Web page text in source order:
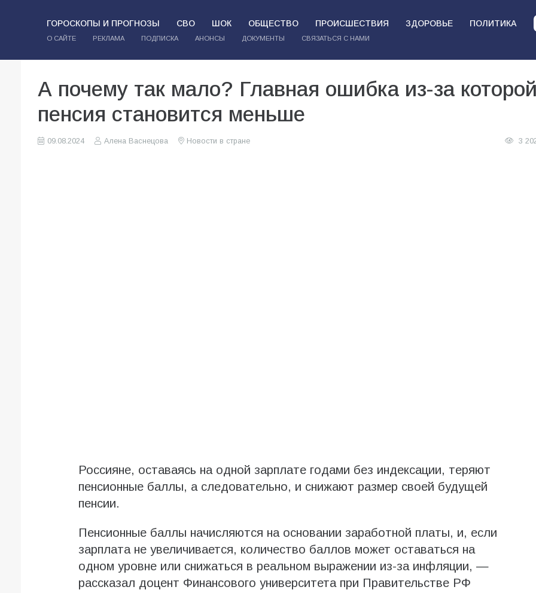
ГОРОСКОПЫ И ПРОГНОЗЫ СВО ШОК ОБЩЕСТВО ПРОИСШЕСТВИЯ ЗДОРОВЬЕ ПОЛИТИКА
О САЙТЕ РЕКЛАМА ПОДПИСКА АНОНСЫ ДОКУМЕНТЫ СВЯЗАТЬСЯ С НАМИ
А почему так мало? Главная ошибка из-за которой
пенсия становится меньше
09.08.2024 Алена Васнецова Новости в стране 3
Россияне, оставаясь на одной зарплате годами без индексации, теряют
пенсионные баллы, а следовательно, и снижают размер своей будущей
пенсии.
Пенсионные баллы начисляются на основании заработной платы, и, если
зарплата не увеличивается, количество баллов может оставаться на
одном уровне или снижаться в реальном выражении из-за инфляции, —
рассказал доцент Финансового университета при Правительстве РФ